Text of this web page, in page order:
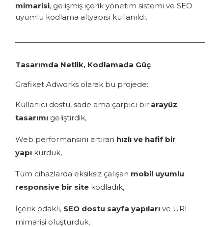
mimarisi, gelişmiş içerik yönetim sistemi ve SEO
uyumlu kodlama altyapısı kullanıldı.
Tasarımda Netlik, Kodlamada Güç
Grafiket Adworks olarak bu projede:
Kullanıcı dostu, sade ama çarpıcı bir arayüz
tasarımı geliştirdik,
Web performansını artıran hızlı ve hafif bir
yapı kurduk,
Tüm cihazlarda eksiksiz çalışan mobil uyumlu
responsive bir site kodladık,
İçerik odaklı, SEO dostu sayfa yapıları ve URL
mimarisi oluşturduk,